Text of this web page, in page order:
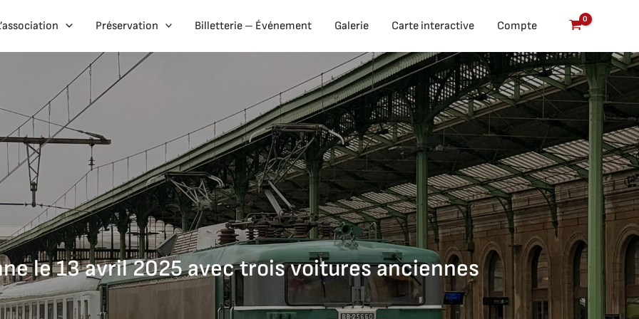
Préservation Billetterie – Événement Galerie Carte interactive Compte
le 13 avril 2025 avec trois voitures anciennes